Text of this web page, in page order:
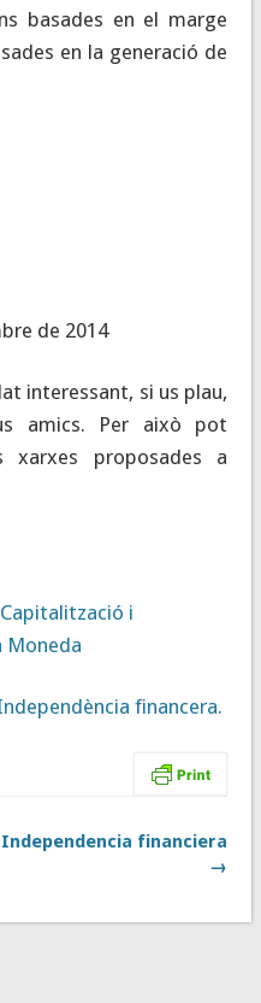
basades en el marge
en la generació de
de 2014
interessant, si us plau,
amics. Per això pot
xarxes proposades a
Capitalització i
Moneda
financera.
Independencia financiera
→